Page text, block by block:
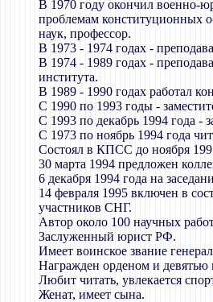
В 1970 году окончил военно-
проблемам конституционных
наук, профессор.
В 1973 - 1974 годах -
В 1974 - 1989 годах -
института.
В 1989 - 1990 годах работал
С 1990 по 1993 годы -
С 1993 по декабрь 1994 года
С 1973 по ноябрь 1994 года
Состоял в КПСС до ноября
30 марта 1994 предложен
6 декабря 1994 года на
14 февраля 1995 включен в
участников СНГ.
Автор около 100 научных
Заслуженный юрист РФ.
Имеет воинское звание
Награжден орденом и девятью
Любит читать, увлекается
Женат, имеет сына.